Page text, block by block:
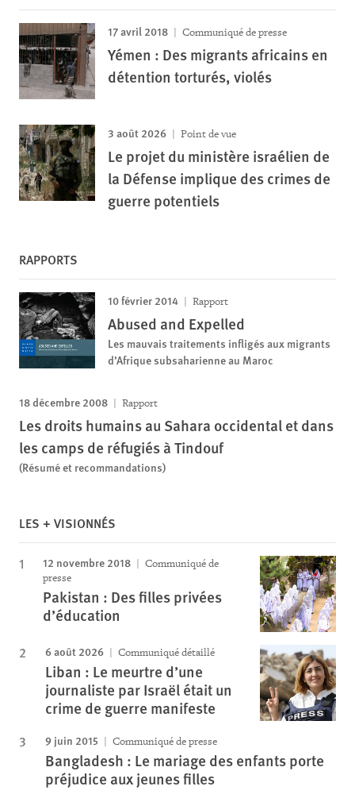
17 avril 2018 Communiqué de presse
Yémen : Des migrants africains en
détention torturés, violés
3 août 2026 Point de vue
Le projet du ministère israélien de
la Défense implique des crimes de
guerre potentiels
RAPPORTS
10 février 2014 Rapport
Abused and Expelled
Les mauvais traitements infligés aux migrants
d’Afrique subsaharienne au Maroc
18 décembre 2008 Rapport
Les droits humains au Sahara occidental et dans
les camps de réfugiés à Tindouf
(Résumé et recommandations)
LES + VISIONNÉS
12 novembre 2018
Communiqué de
presse
Pakistan : Des filles privées
d’éducation
6 août 2026 Communiqué détaillé
Liban : Le meurtre d’une
journaliste par Israël était un
crime de guerre manifeste
9 juin 2015 Communiqué de presse
Bangladesh : Le mariage des enfants porte
préjudice aux jeunes filles